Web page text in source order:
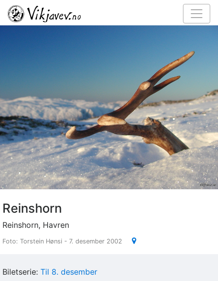
Reinshorn
Reinshorn, Havren
Foto: Torstein Hønsi - 7. desember 2002
Biletserie: Til 8. desember